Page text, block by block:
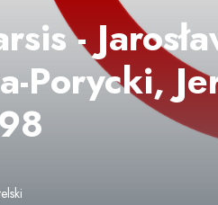
-
Porycki,